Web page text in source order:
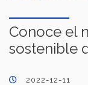
Conoce el
sostenible
2022-12-11